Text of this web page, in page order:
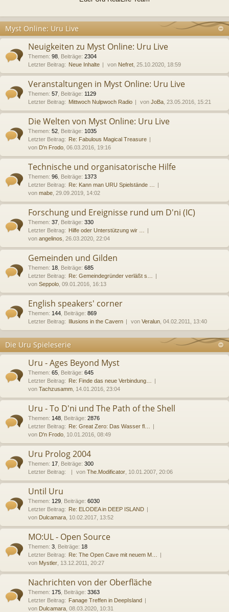
Myst Online: Uru Live
Neuigkeiten zu Myst Online: Uru Live
Themen: 98 Beiträge: 2304
Letzter Beitrag: Neue Inhalte von Nefret , 25.10.2020, 18:59
Veranstaltungen in Myst Online: Uru Live
Themen: 57 Beiträge: 1129
Letzter Beitrag: Mittwoch Nulpwoch Radio von JoBa , 23.05.2016, 15:21
Die Welten von Myst Online: Uru Live
Themen: 52 Beiträge: 1035
Letzter Beitrag: Re: Fabulous Magical Treasure
von D'n Frodo , 06.03.2016, 19:16
Technische und organisatorische Hilfe
Themen: 96 Beiträge: 1373
Letzter Beitrag: Re: Kann man URU Spielstände …
von mabe , 29.09.2019, 14:02
Forschung und Ereignisse rund um D'ni (IC)
Themen: 37 Beiträge: 330
Letzter Beitrag: Hilfe oder Unterstützung wir …
von angelinos , 26.03.2020, 22:04
Gemeinden und Gilden
Themen: 18 Beiträge: 685
Letzter Beitrag: Re: Gemeindegründer verläßt s…
von Seppolo , 09.01.2016, 16:13
English speakers' corner
Themen: 144 Beiträge: 869
Letzter Beitrag: Illusions in the Cavern von Veralun , 04.02.2011, 13:40
Die Uru Spieleserie
Uru - Ages Beyond Myst
Themen: 65 Beiträge: 645
Letzter Beitrag: Re: Finde das neue Verbindung…
von Tachzusamm , 14.01.2016, 23:04
Uru - To D'ni und The Path of the Shell
Themen: 148 Beiträge: 2876
Letzter Beitrag: Re: Great Zero: Das Wasser fl…
von D'n Frodo , 10.01.2016, 08:49
Uru Prolog 2004
Themen: 17 Beiträge: 300
Letzter Beitrag:
von The.Modificator , 10.01.2007, 20:06
Until Uru
Themen: 129 Beiträge: 6030
Letzter Beitrag: Re: ELODEA in DEEP ISLAND
von Dulcamara , 10.02.2017, 13:52
MO:UL - Open Source
Themen: 3 Beiträge: 18
Letzter Beitrag: Re: The Open Cave mit neuem M…
von Mystler , 13.12.2011, 20:27
Nachrichten von der Oberfläche
Themen: 175 Beiträge: 3363
Letzter Beitrag: Fanage Treffen in DeepIsland
von Dulcamara , 08.03.2020, 10:31